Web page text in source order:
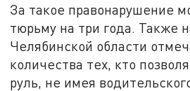
За такое правонарушение
тюрьму на три года. Также
Челябинской области
количества тех, кто
руль, не имея